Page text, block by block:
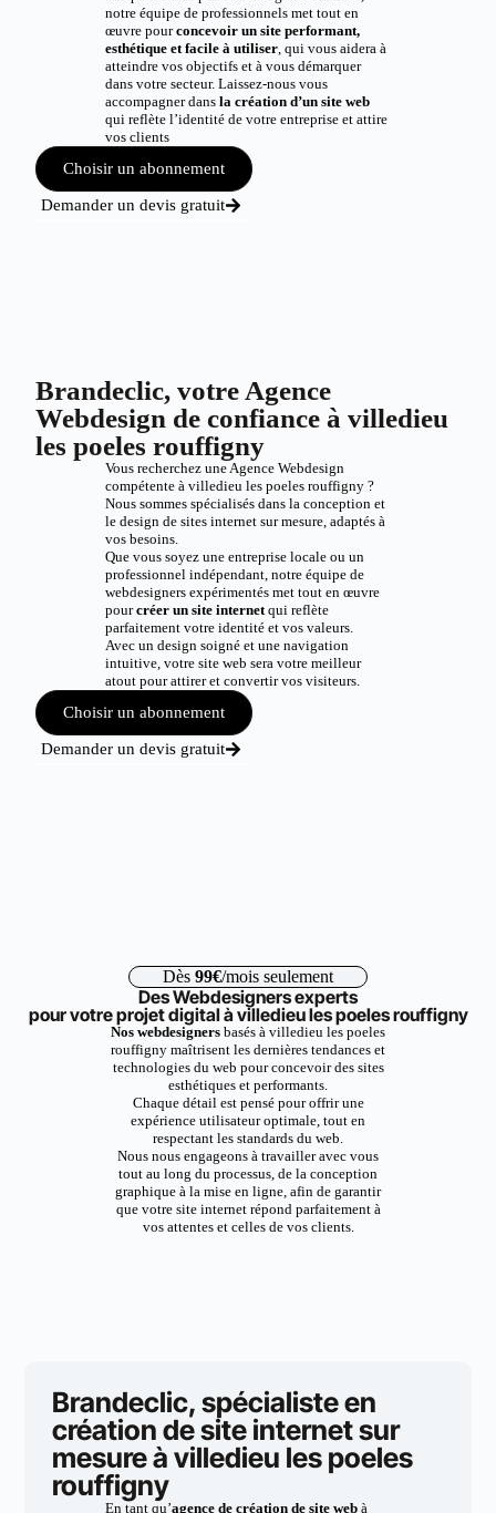
notre équipe de professionnels met tout en
œuvre pourconcevoir un site performant,
esthétique et facile à utiliser, qui vous aidera à
atteindre vos objectifs et à vous démarquer
dans votre secteur. Laissez-nous vous
accompagner dans la création d’un site web
qui reflète l’identité de votre entreprise et attire
vos clients
Choisir un abonnement
Demander un devis gratuit
Brandeclic, votre Agence
Webdesign de confiance à villedieu
les poeles rouffigny
Vous recherchez une Agence Webdesign
compétente à villedieu les poeles rouffigny ?
Nous sommes spécialisés dans la conception et
le design de sites internet sur mesure, adaptés à
vos besoins.
Que vous soyez une entreprise locale ou un
professionnel indépendant, notre équipe de
webdesigners expérimentés met tout en œuvre
pourcréer un site internetqui reflète
parfaitement votre identité et vos valeurs.
Avec un design soigné et une navigation
intuitive, votre site web sera votre meilleur
atout pour attirer et convertir vos visiteurs.
Choisir un abonnement
Demander un devis gratuit
Dès 99€/mois seulement
Des Webdesigners experts
pour votre projet digital à villedieu les poeles rouffigny
Nos webdesigners basés à villedieu les poeles
rouffigny maîtrisent les dernières tendances et
technologies du web pour concevoir des sites
esthétiques et performants.
Chaque détail est pensé pour offrir une
expérience utilisateur optimale, tout en
respectant les standards du web.
Nous nous engageons à travailler avec vous
tout au long du processus, de la conception
graphique à la mise en ligne, afin de garantir
que votre site internet répond parfaitement à
vos attentes et celles de vos clients.
Brandeclic, spécialiste en
création de site internet sur
mesure à villedieu les poeles
rouffigny
En tant qu’agence de création de site webà